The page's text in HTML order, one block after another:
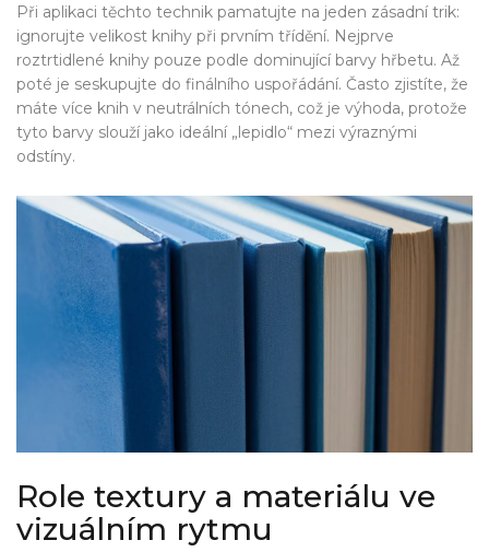
Při aplikaci těchto technik pamatujte na jeden zásadní trik:
ignorujte velikost knihy při prvním třídění. Nejprve
roztrtidlené knihy pouze podle dominující barvy hřbetu. Až
poté je seskupujte do finálního uspořádání. Často zjistíte, že
máte více knih v neutrálních tónech, což je výhoda, protože
tyto barvy slouží jako ideální „lepidlo“ mezi výraznými
odstíny.
Role textury a materiálu ve
vizuálním rytmu